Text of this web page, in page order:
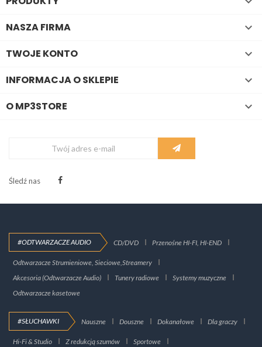
NASZA FIRMA 
TWOJE KONTO 
INFORMACJA O SKLEPIE 
O MP3STORE 
Śledź nas
#ODTWARZACZE AUDIO CD/DVD Przenośne HI-FI, HI-END
Odtwarzacze Strumieniowe, Sieciowe,Streamery
Akcesoria (Odtwarzacze Audio)
Tunery radiowe
Systemy muzyczne
Odtwarzacze kasetowe
#SŁUCHAWKI Nauszne Douszne Dokanałowe Dla graczy
Hi-Fi & Studio Z redukcją szumów
Sportowe